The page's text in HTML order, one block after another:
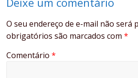
O seu endereço de e-mail não será
obrigatórios são marcados com*
Comentário*